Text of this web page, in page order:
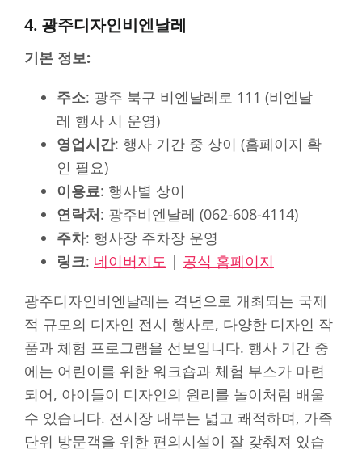
4. 광주디자인비엔날레
기본 정보:
주소: 광주 북구 비엔날레로 111 (비엔날
레 행사 시 운영)
영업시간: 행사 기간 중 상이 (홈페이지 확
인 필요)
이용료: 행사별 상이
연락처: 광주비엔날레 (062-608-4114)
주차: 행사장 주차장 운영
링크: 네이버지도 | 공식 홈페이지
광주디자인비엔날레는 격년으로 개최되는 국제
적 규모의 디자인 전시 행사로, 다양한 디자인 작
품과 체험 프로그램을 선보입니다. 행사 기간 중
에는 어린이를 위한 워크숍과 체험 부스가 마련
되어, 아이들이 디자인의 원리를 놀이처럼 배울
수 있습니다. 전시장 내부는 넓고 쾌적하며, 가족
단위 방문객을 위한 편의시설이 잘 갖춰져 있습